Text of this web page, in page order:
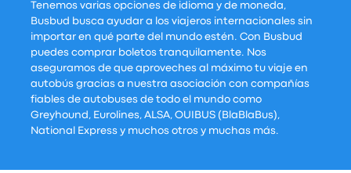
Tenemos varias opciones de idioma y de moneda,
Busbud busca ayudar a los viajeros internacionales sin
importar en qué parte del mundo estén. Con Busbud
puedes comprar boletos tranquilamente. Nos
aseguramos de que aproveches al máximo tu viaje en
autobús gracias a nuestra asociación con compañías
fiables de autobuses de todo el mundo como
Greyhound, Eurolines, ALSA, OUIBUS (BlaBlaBus),
National Express y muchos otros y muchas más.